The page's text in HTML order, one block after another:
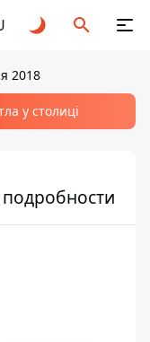
2018
у столиці